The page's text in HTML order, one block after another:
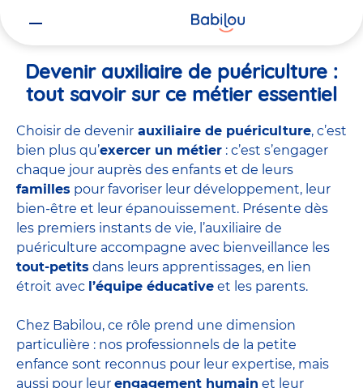
Devenir auxiliaire de puériculture :
tout savoir sur ce métier essentiel
Choisir de devenir auxiliaire de puériculture, c’est
bien plus qu’exercer un métier : c’est s’engager
chaque jour auprès des enfants et de leurs
familles pour favoriser leur développement, leur
bien-être et leur épanouissement. Présente dès
les premiers instants de vie, l’auxiliaire de
puériculture accompagne avec bienveillance les
tout-petits dans leurs apprentissages, en lien
étroit avec l’équipe éducative et les parents.
Chez Babilou, ce rôle prend une dimension
particulière : nos professionnels de la petite
enfance sont reconnus pour leur expertise, mais
aussi pour leur engagement humain et leur